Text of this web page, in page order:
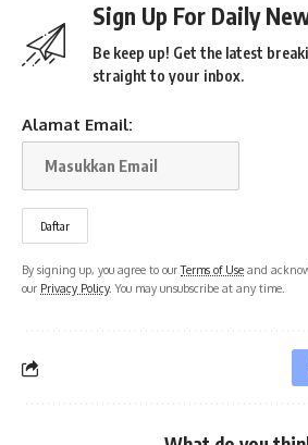
Sign Up For Daily
Be keep up! Get the latest
straight to your inbox.
Alamat Email:
By signing up, you agree to ourTerms of Use and
our Privacy Policy. You may unsubscribe at any time.